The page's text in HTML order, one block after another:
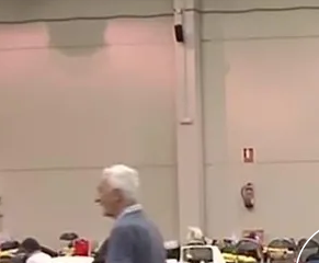
Cuatro
a las 15:16h.
de Porto (Zamora), que
Ourense y León
activos 40 focos en
y de otras CCAA